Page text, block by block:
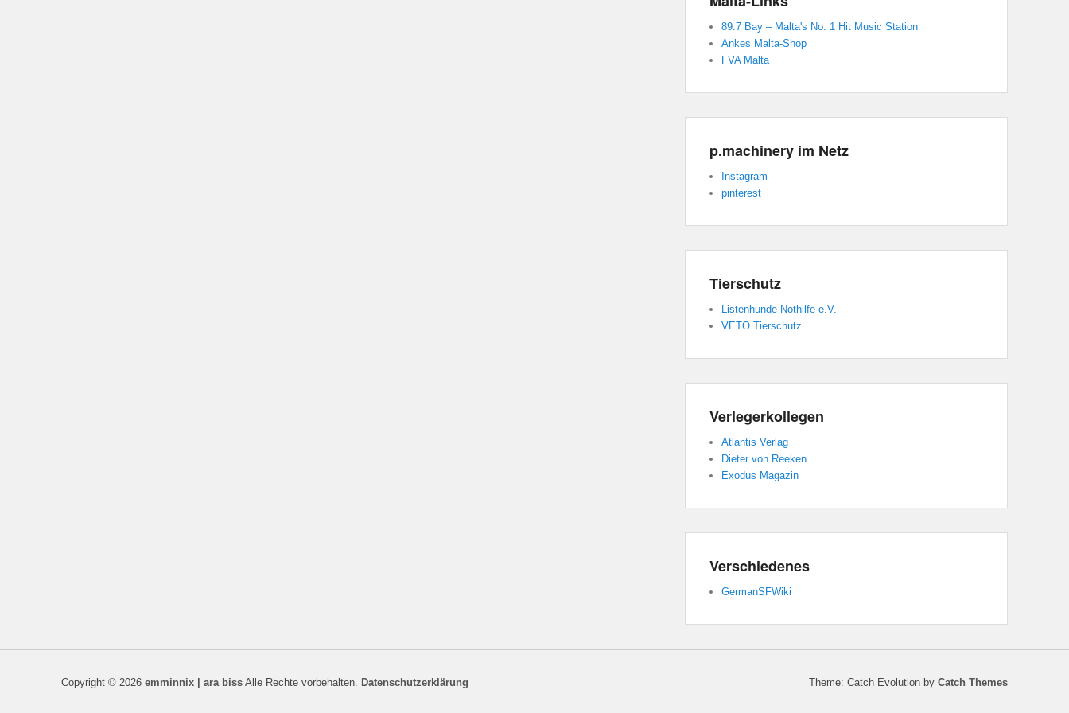
89.7 Bay – Malta's No. 1 Hit Music Station
Ankes Malta-Shop
FVA Malta
p.machinery im Netz
Instagram
pinterest
Tierschutz
Listenhunde-Nothilfe e.V.
VETO Tierschutz
Verlegerkollegen
Atlantis Verlag
Dieter von Reeken
Exodus Magazin
Verschiedenes
GermanSFWiki
Copyright © 2026 emminnix | ara biss Alle Rechte vorbehalten. Datenschutzerklärung Theme: Catch Evolution by Catch Themes